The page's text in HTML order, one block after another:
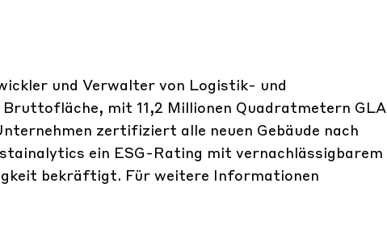
und Verwalter von Logistik- und
mit 11,2 Millionen Quadratmetern GLA
zertifiziert alle neuen Gebäude nach
ein ESG-Rating mit vernachlässigbarem
bekräftigt. Für weitere Informationen